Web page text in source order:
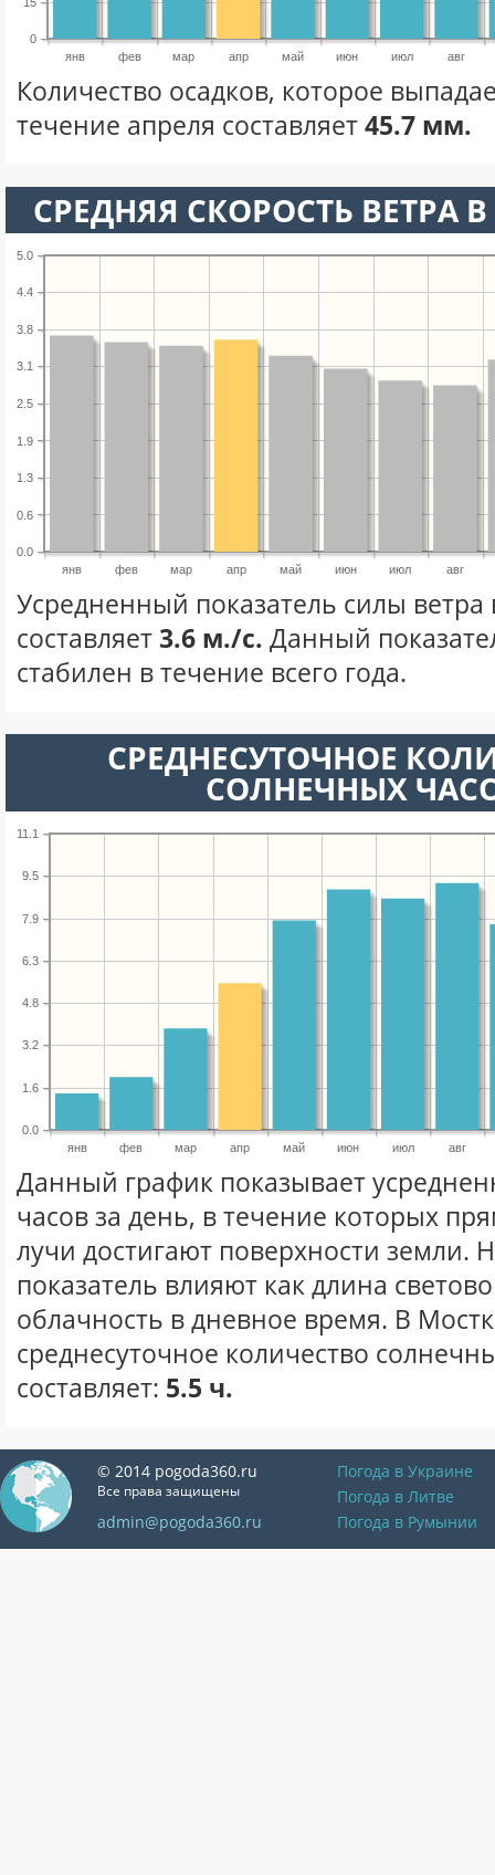
янв фев мар апр май июн июл авг
0
Количество осадков, которое
течение апреля составляет45.7 мм.
СРЕДНЯЯ СКОРОСТЬ ВЕТРА
янв фев мар апр май июн июл авг
0.0
0.6
1.3
1.9
2.5
3.1
3.8
4.4
5.0
Усредненный показатель силы ветра
составляет3.6 м./с. Данный
стабилен в течение всего года.
СРЕДНЕСУТОЧНОЕ
СОЛНЕЧНЫХ
янв фев мар апр май июн июл авг
0.0
1.6
3.2
4.8
6.3
7.9
9.5
11.1
Данный график показывает
часов за день, в течение которых
лучи достигают поверхности земли.
показатель влияют как длина
облачность в дневное время. В
среднесуточное количество
составляет: 5.5 ч.
© 2014 pogoda360.ru
Все права защищены
admin@pogoda360.ru
Погода в Украине
Погода в Литве
Погода в Румынии